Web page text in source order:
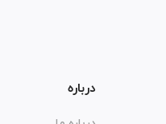
درباره